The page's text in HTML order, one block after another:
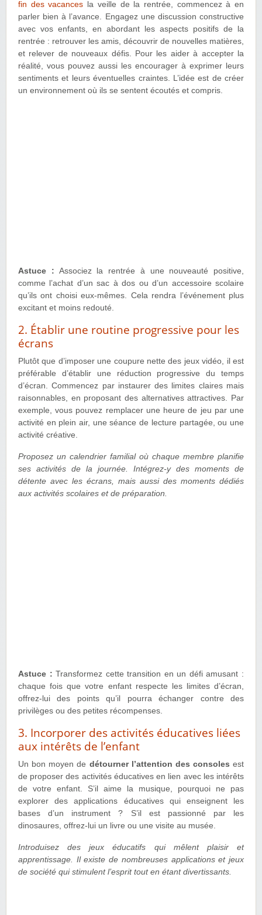
fin des vacances la veille de la rentrée, commencez à en
parler bien à l’avance. Engagez une discussion constructive
avec vos enfants, en abordant les aspects positifs de la
rentrée : retrouver les amis, découvrir de nouvelles matières,
et relever de nouveaux défis. Pour les aider à accepter la
réalité, vous pouvez aussi les encourager à exprimer leurs
sentiments et leurs éventuelles craintes. L’idée est de créer
un environnement où ils se sentent écoutés et compris.
Astuce : Associez la rentrée à une nouveauté positive,
comme l’achat d’un sac à dos ou d’un accessoire scolaire
qu’ils ont choisi eux-mêmes. Cela rendra l’événement plus
excitant et moins redouté.
2. Établir une routine progressive pour les
écrans
Plutôt que d’imposer une coupure nette des jeux vidéo, il est
préférable d’établir une réduction progressive du temps
d’écran. Commencez par instaurer des limites claires mais
raisonnables, en proposant des alternatives attractives. Par
exemple, vous pouvez remplacer une heure de jeu par une
activité en plein air, une séance de lecture partagée, ou une
activité créative.
Proposez un calendrier familial où chaque membre planifie
ses activités de la journée. Intégrez-y des moments de
détente avec les écrans, mais aussi des moments dédiés
aux activités scolaires et de préparation.
Astuce : Transformez cette transition en un défi amusant :
chaque fois que votre enfant respecte les limites d’écran,
offrez-lui des points qu’il pourra échanger contre des
privilèges ou des petites récompenses.
3. Incorporer des activités éducatives liées
aux intérêts de l’enfant
Un bon moyen de détourner l’attention des consoles est
de proposer des activités éducatives en lien avec les intérêts
de votre enfant. S’il aime la musique, pourquoi ne pas
explorer des applications éducatives qui enseignent les
bases d’un instrument ? S’il est passionné par les
dinosaures, offrez-lui un livre ou une visite au musée.
Introduisez des jeux éducatifs qui mêlent plaisir et
apprentissage. Il existe de nombreuses applications et jeux
de société qui stimulent l’esprit tout en étant divertissants.